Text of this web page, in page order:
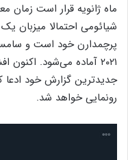
ماه ژانویه قرار است زمان
شیائومی احتمالا میزبان
پرچمدارن خود است و
۲۰۲۱ آماده می‌شود. اکنون افشاگر
رونمایی خواهد شد.